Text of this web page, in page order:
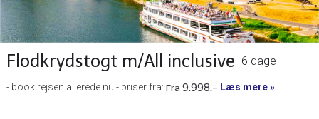
Flodkrydstogt m/All inclusive 6 dage
- book rejsen allerede nu - priser fra: Fra 9.998,- Læs mere